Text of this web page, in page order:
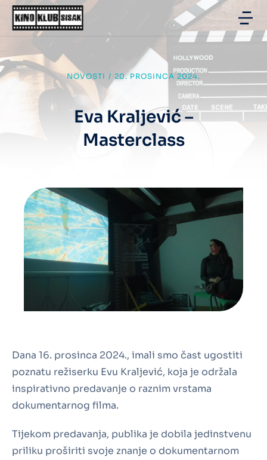
NOVOSTI / 20. PROSINCA 2024.
Eva Kraljević –
Masterclass
Dana 16. prosinca 2024., imali smo čast ugostiti
poznatu režiserku Evu Kraljević, koja je održala
inspirativno predavanje o raznim vrstama
dokumentarnog filma.
Tijekom predavanja, publika je dobila jedinstvenu
priliku proširiti svoje znanje o dokumentarnom